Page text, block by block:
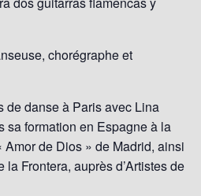
chorégraphe et
de danse à Paris avec Lina
sa formation en Espagne à la
de Dios » de Madrid, ainsi
la Frontera, auprès d’Artistes de